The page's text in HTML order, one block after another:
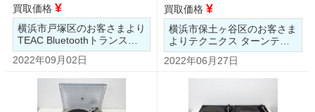
買取価格 ¥
横浜市戸塚区のお客さまより
TEAC Bluetoothトランス…
2022年09月02日
買取価格 ¥
横浜市保土ヶ谷区のお客さま
よりテクニクス ターンテ…
2022年06月27日